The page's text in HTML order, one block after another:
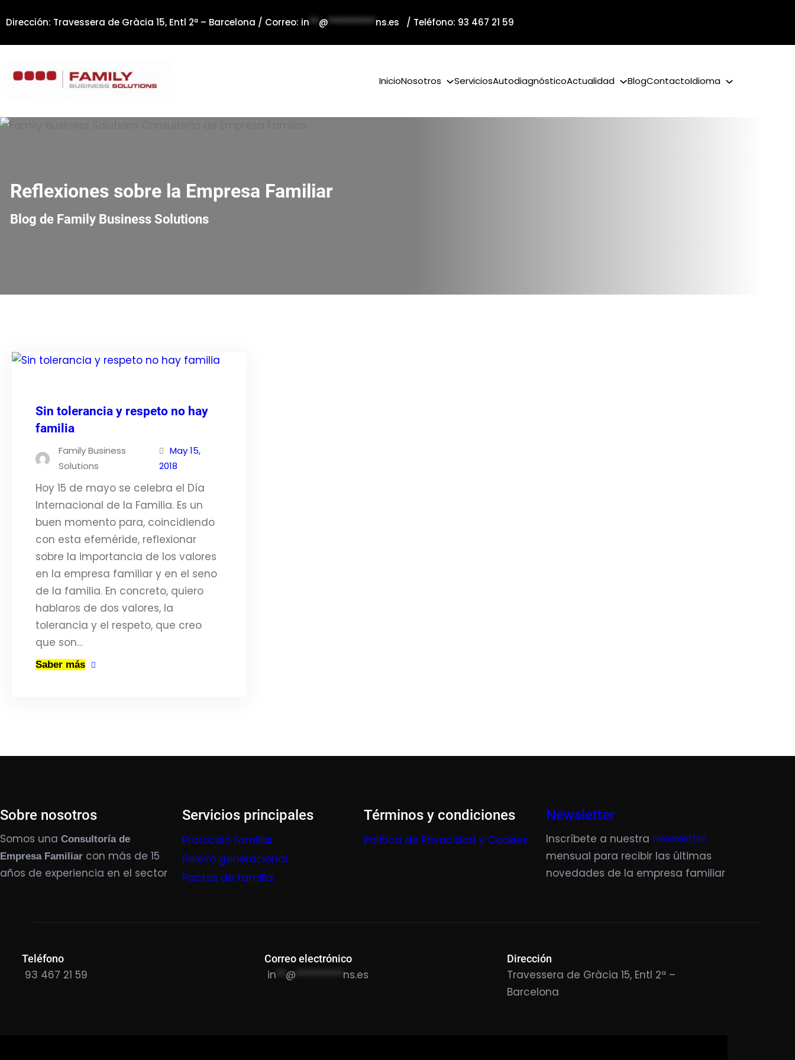
al
contenido
Dirección: Travessera de Gràcia 15, Entl 2ª – Barcelona / Correo: in**@**********ns.es / Teléfono: 93 467 21 59
InicioNosotros ServiciosAutodiagnósticoActualidad BlogContactoIdioma
Reflexiones sobre la Empresa Familiar
Blog de Family Business Solutions
Sin tolerancia y respeto no hay
familia
Family Business
Solutions
May 15,
2018
Hoy 15 de mayo se celebra el Día
Internacional de la Familia. Es un
buen momento para, coincidiendo
con esta efeméride, reflexionar
sobre la importancia de los valores
en la empresa familiar y en el seno
de la familia. En concreto, quiero
hablaros de dos valores, la
tolerancia y el respeto, que creo
que son…
Saber más
Sobre nosotros
Somos una Consultoría de
Empresa Familiar con más de 15
años de experiencia en el sector
Servicios principales
Protocolo familiar
Relevo generacional
Pactos de familia
Términos y condiciones
Política de Privacidad y Cookies
Newsletter
Inscríbete a nuestra newsletter
mensual para recibir las últimas
novedades de la empresa familiar
Teléfono
93 467 21 59
Correo electrónico
in @ ********** ns.es
Dirección
Travessera de Gràcia 15, Entl 2ª –
Barcelona